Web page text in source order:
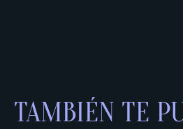
TAMBIÉN TE